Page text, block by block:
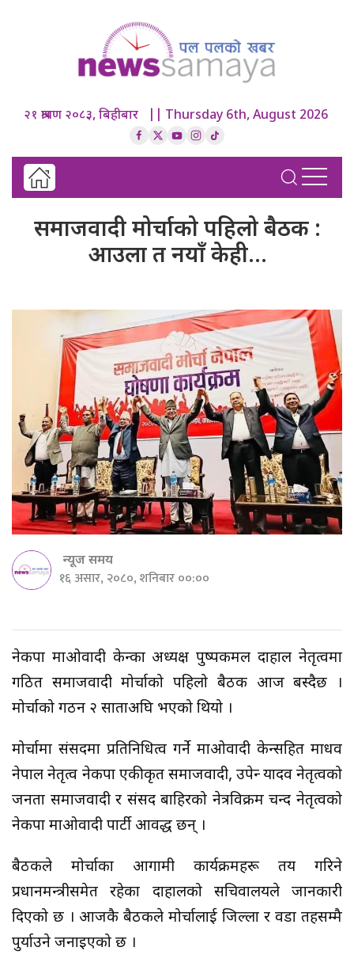
२१ श्रावण २०८३, बिहीबार || Thursday 6th, August 2026
समाजवादी मोर्चाको पहिलो बैठक :
आउला त नयाँ केही…
न्यूज समय
१६ असार, २०८०, शनिबार ००:००
नेकपा माओवादी केन्द्रका अध्यक्ष पुष्पकमल दाहाल नेतृत्वमा
गठित समाजवादी मोर्चाको पहिलो बैठक आज बस्दैछ ।
मोर्चाको गठन २ साताअघि भएको थियो ।
मोर्चामा संसदमा प्रतिनिधित्व गर्ने माओवादी केन्द्रसहित माधव
नेपाल नेतृत्व नेकपा एकीकृत समाजवादी, उपेन्द्र यादव नेतृत्वको
जनता समाजवादी र संसद बाहिरको नेत्रविक्रम चन्द नेतृत्वको
नेकपा माओवादी पार्टी आवद्ध छन् ।
बैठकले मोर्चाका आगामी कार्यक्रमहरू तय गरिने
प्रधानमन्त्रीसमेत रहेका दाहालको सचिवालयले जानकारी
दिएको छ । आजकै बैठकले मोर्चालाई जिल्ला र वडा तहसम्मै
पुर्याउने जनाइएको छ ।